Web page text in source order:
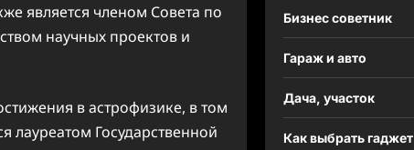
является членом Совета по
научных проектов и
в астрофизике, в том
Государственной
Бизнес советник
Гараж и авто
Дача, участок
Как выбрать гаджет